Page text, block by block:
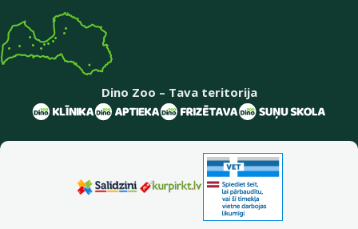
Dino Zoo – Tava teritorija